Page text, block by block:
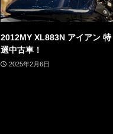
2012MY XL883N アイアン 特
選中古車！
2025年2月6日